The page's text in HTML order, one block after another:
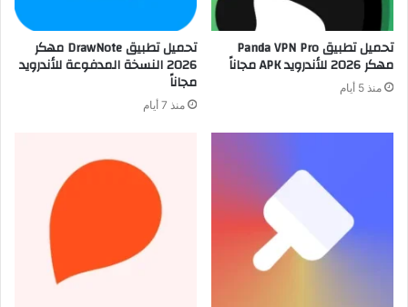
تحميل تطبيق Panda VPN Pro
مهكر 2026 للأندرويد APK مجاناً
منذ 5 أيام
تحميل تطبيق DrawNote مهكر
2026 النسخة المدفوعة للأندرويد
مجاناً
منذ 7 أيام